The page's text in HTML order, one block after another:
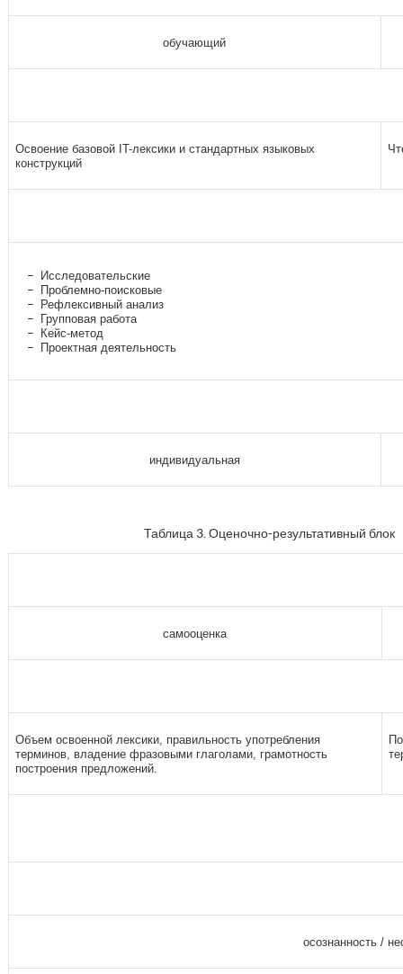
обучающий
Освоение базовой IT-лексики и стандартных языковых
конструкций
Исследовательские
Проблемно-поисковые
Рефлексивный анализ
Групповая работа
Кейс-метод
Проектная деятельность
индивидуальная
Таблица 3. Оценочно-результативный блок
самооценка
Объем освоенной лексики, правильность употребления
терминов, владение фразовыми глаголами, грамотность
построения предложений.
осознанность /